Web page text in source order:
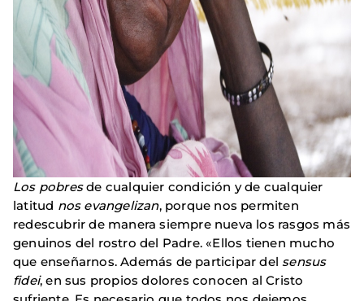
Los pobresde cualquier condición y de cualquier
latitud nos evangelizan, porque nos permiten
redescubrir de manera siempre nueva los rasgos más
genuinos del rostro del Padre. «Ellos tienen mucho
que enseñarnos. Además de participar del sensus
fidei, en sus propios dolores conocen al Cristo